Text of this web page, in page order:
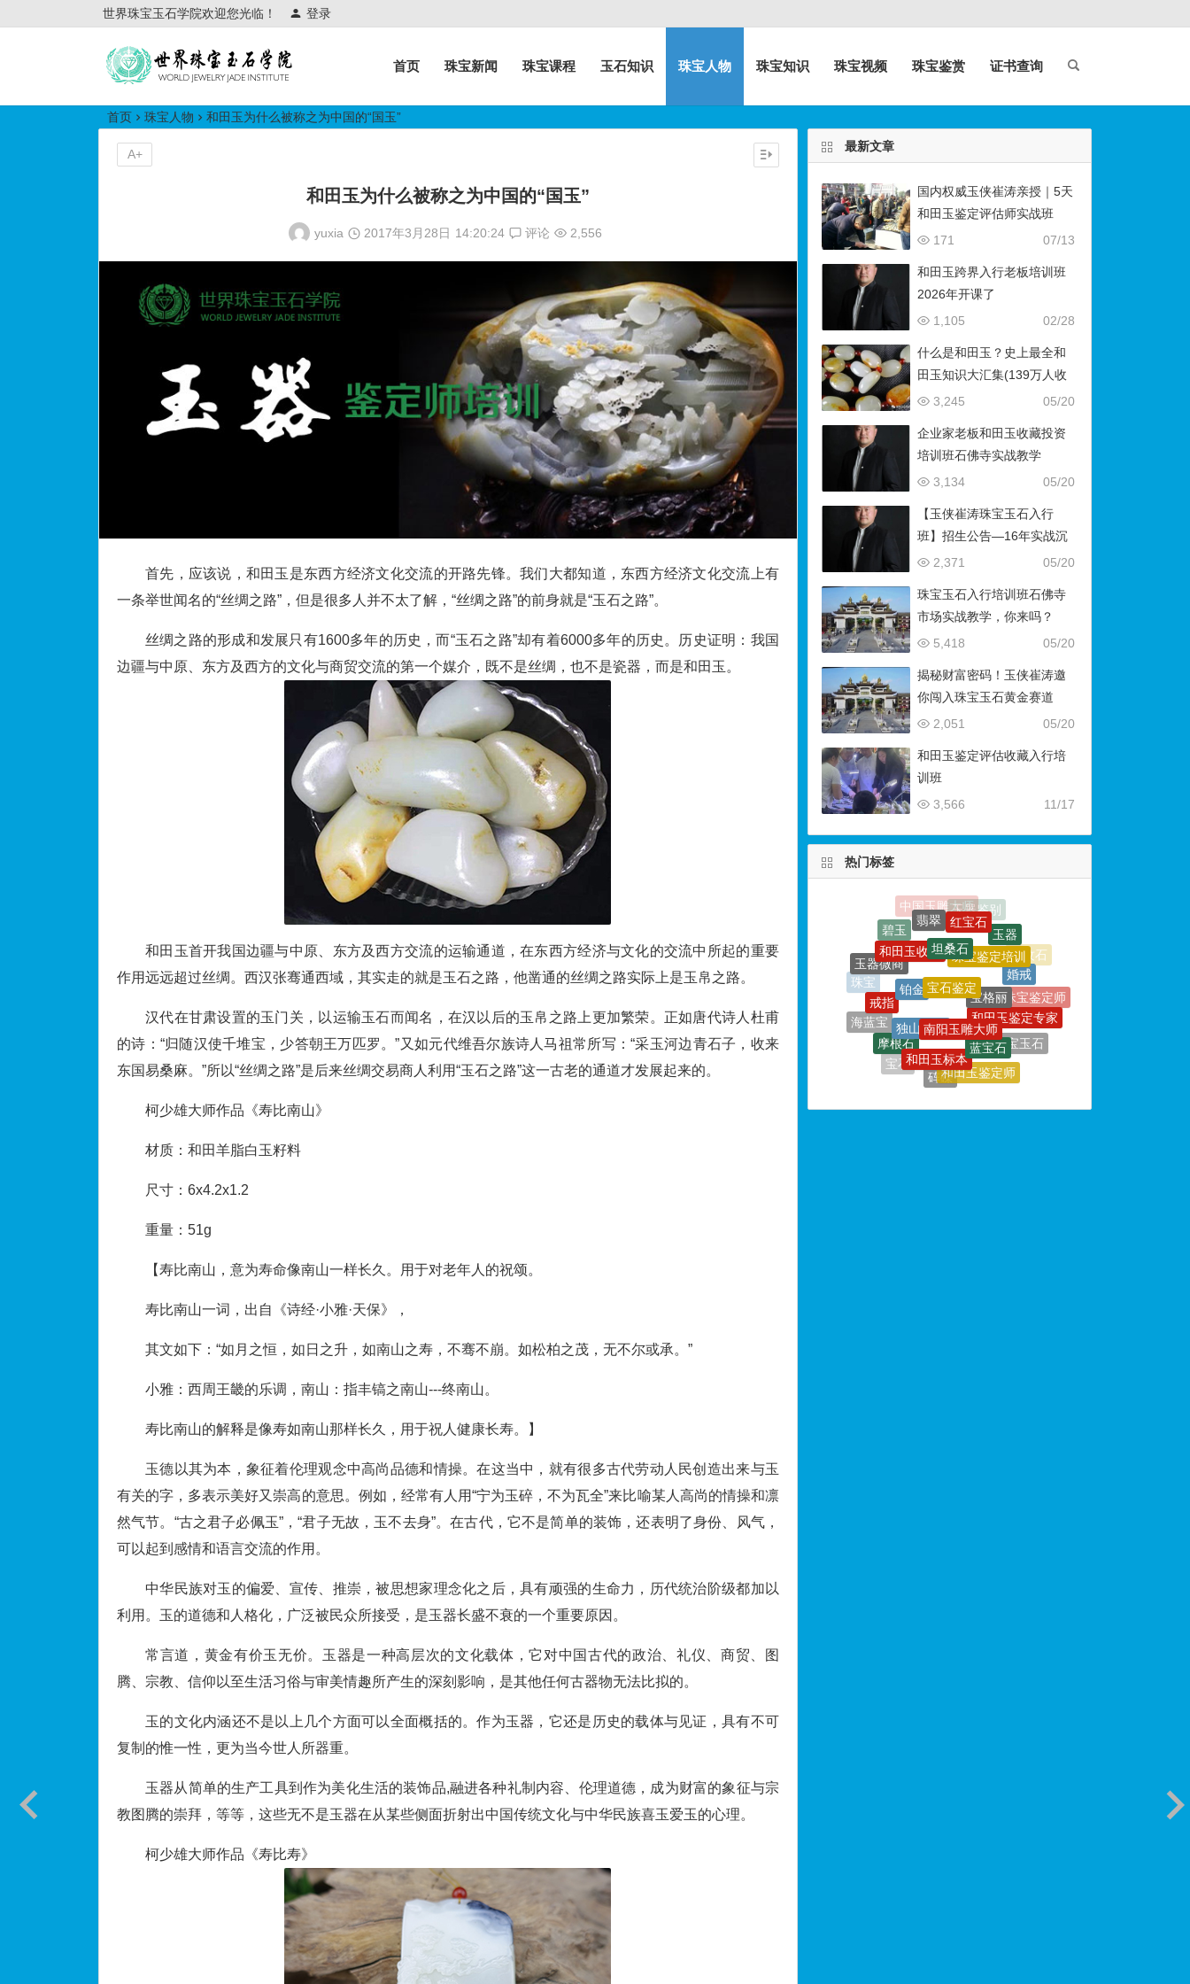
世界珠宝玉石学院欢迎您光临！ 登录
世界珠宝玉石学院培训中心
首页 珠宝新闻 珠宝课程 玉石知识 珠宝人物 珠宝知识 珠宝视频 珠宝鉴赏 证书查询
首页 珠宝人物 和田玉为什么被称之为中国的“国玉”
和田玉为什么被称之为中国的“国玉”
yuxia 2017年3月28日 14:20:24 评论 2,556
首先，应该说，和田玉是东西方经济文化交流的开路先锋。我们大都知道，东西方经济文化交流上有
一条举世闻名的“丝绸之路”，但是很多人并不太了解，“丝绸之路”的前身就是“玉石之路”。
丝绸之路的形成和发展只有1600多年的历史，而“玉石之路”却有着6000多年的历史。历史证明：我国
边疆与中原、东方及西方的文化与商贸交流的第一个媒介，既不是丝绸，也不是瓷器，而是和田玉。
和田玉首开我国边疆与中原、东方及西方交流的运输通道，在东西方经济与文化的交流中所起的重要
作用远远超过丝绸。西汉张骞通西域，其实走的就是玉石之路，他凿通的丝绸之路实际上是玉帛之路。
汉代在甘肃设置的玉门关，以运输玉石而闻名，在汉以后的玉帛之路上更加繁荣。正如唐代诗人杜甫
的诗：“归随汉使千堆宝，少答朝王万匹罗。”又如元代维吾尔族诗人马祖常所写：“采玉河边青石子，收来
东国易桑麻。”所以“丝绸之路”是后来丝绸交易商人利用“玉石之路”这一古老的通道才发展起来的。
柯少雄大师作品《寿比南山》
材质：和田羊脂白玉籽料
尺寸：6x4.2x1.2
重量：51g
【寿比南山，意为寿命像南山一样长久。用于对老年人的祝颂。
寿比南山一词，出自《诗经·小雅·天保》，
其文如下：“如月之恒，如日之升，如南山之寿，不骞不崩。如松柏之茂，无不尔或承。”
小雅：西周王畿的乐调，南山：指丰镐之南山---终南山。
寿比南山的解释是像寿如南山那样长久，用于祝人健康长寿。】
玉德以其为本，象征着伦理观念中高尚品德和情操。在这当中，就有很多古代劳动人民创造出来与玉
有关的字，多表示美好又崇高的意思。例如，经常有人用“宁为玉碎，不为瓦全”来比喻某人高尚的情操和凛
然气节。“古之君子必佩玉”，“君子无故，玉不去身”。在古代，它不是简单的装饰，还表明了身份、风气，
可以起到感情和语言交流的作用。
中华民族对玉的偏爱、宣传、推崇，被思想家理念化之后，具有顽强的生命力，历代统治阶级都加以
利用。玉的道德和人格化，广泛被民众所接受，是玉器长盛不衰的一个重要原因。
常言道，黄金有价玉无价。玉器是一种高层次的文化载体，它对中国古代的政治、礼仪、商贸、图
腾、宗教、信仰以至生活习俗与审美情趣所产生的深刻影响，是其他任何古器物无法比拟的。
玉的文化内涵还不是以上几个方面可以全面概括的。作为玉器，它还是历史的载体与见证，具有不可
复制的惟一性，更为当今世人所器重。
玉器从简单的生产工具到作为美化生活的装饰品,融进各种礼制内容、伦理道德，成为财富的象征与宗
教图腾的崇拜，等等，这些无不是玉器在从某些侧面折射出中国传统文化与中华民族喜玉爱玉的心理。
柯少雄大师作品《寿比寿》
A+
最新文章
国内权威玉侠崔涛亲授｜5天
和田玉鉴定评估师实战班
（石佛寺9月开班）
07/13
171
和田玉跨界入行老板培训班
2026年开课了
02/28
1,105
什么是和田玉？史上最全和
田玉知识大汇集(139万人收
藏）
05/20
3,245
企业家老板和田玉收藏投资
培训班石佛寺实战教学
05/20
3,134
【玉侠崔涛珠宝玉石入行
班】招生公告—16年实战沉
淀，助你叩开财富与传承之
05/20
2,371
珠宝玉石入行培训班石佛寺
市场实战教学，你来吗？
05/20
5,418
揭秘财富密码！玉侠崔涛邀
你闯入珠宝玉石黄金赛道
05/20
2,051
和田玉鉴定评估收藏入行培
训班
11/17
3,566
热门标签
翡翠 红宝石
珠宝
玉器微商
和田玉收藏坦桑石
珠宝鉴定培训
婚戒
珠宝鉴定师
玉器鉴定
玉石
珍珠
海蓝宝
戒指
铂金宝石鉴定
宝格丽
和田玉鉴定专家
珠宝玉石
绿宝石
石榴石
玉雕大师
宝石
摩根石
独山论玉南阳玉雕大师
蓝宝石
和田玉鉴定师
砗磲
和田玉标本